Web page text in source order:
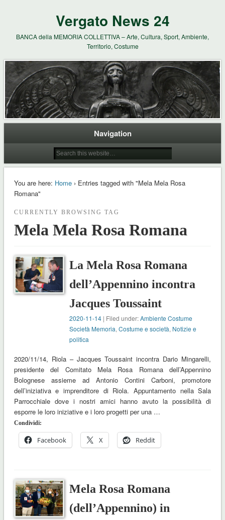
Vergato News 24
BANCA della MEMORIA COLLETTIVA – Arte, Cultura, Sport, Ambiente,
Territorio, Costume
Navigation
You are here: Home› Entries tagged with "Mela Mela Rosa
Romana"
CURRENTLY BROWSING TAG
Mela Mela Rosa Romana
La Mela Rosa Romana
dell’Appennino incontra
Jacques Toussaint
2020-11-14 | Filed under:Ambiente Costume
Società Memoria,Costume e società, Notizie e
politica
2020/11/14, Riola – Jacques Toussaint incontra Dario Mingarelli,
presidente del Comitato Mela Rosa Romana dell’Appennino
Bolognese assieme ad Antonio Contini Carboni, promotore
dell’iniziativa e imprenditore di Riola. Appuntamento nella Sala
Parrocchiale dove i nostri amici hanno avuto la possibilità di
esporre le loro iniziative e i loro progetti per una …
Condividi:
Facebook X Reddit
Mela Rosa Romana
(dell’Appennino) in